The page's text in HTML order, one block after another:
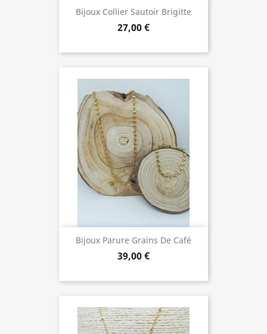
Bijoux Collier Sautoir Brigitte
27,00 €
Bijoux Parure Grains De Café
39,00 €